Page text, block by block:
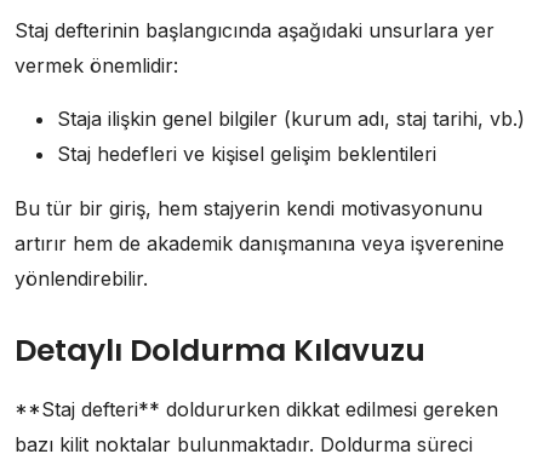
Staj defterinin başlangıcında aşağıdaki unsurlara yer
vermek önemlidir:
Staja ilişkin genel bilgiler (kurum adı, staj tarihi, vb.)
Staj hedefleri ve kişisel gelişim beklentileri
Bu tür bir giriş, hem stajyerin kendi motivasyonunu
artırır hem de akademik danışmanına veya işverenine
yönlendirebilir.
Detaylı Doldurma Kılavuzu
**Staj defteri** doldururken dikkat edilmesi gereken
bazı kilit noktalar bulunmaktadır. Doldurma süreci